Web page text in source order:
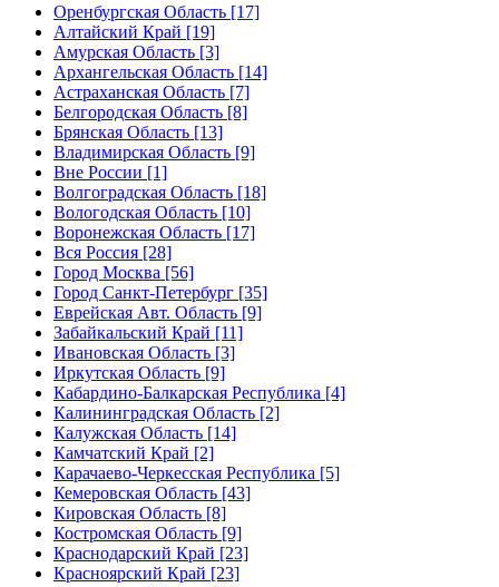
Оренбургская Область [17]
Алтайский Край [19]
Амурская Область [3]
Архангельская Область [14]
Астраханская Область [7]
Белгородская Область [8]
Брянская Область [13]
Владимирская Область [9]
Вне России [1]
Волгоградская Область [18]
Вологодская Область [10]
Воронежская Область [17]
Вся Россия [28]
Город Москва [56]
Город Санкт-Петербург [35]
Еврейская Авт. Область [9]
Забайкальский Край [11]
Ивановская Область [3]
Иркутская Область [9]
Кабардино-Балкарская Республика [4]
Калининградская Область [2]
Калужская Область [14]
Камчатский Край [2]
Карачаево-Черкесская Республика [5]
Кемеровская Область [43]
Кировская Область [8]
Костромская Область [9]
Краснодарский Край [23]
Красноярский Край [23]